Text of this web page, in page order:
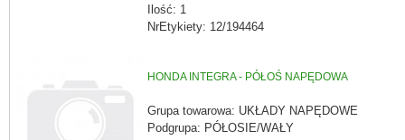
Ilość: 1
NrEtykiety: 12/194464
HONDA INTEGRA - PÓŁOŚ NAPĘDOWA
Grupa towarowa: UKŁADY NAPĘDOWE
Podgrupa: PÓŁOSIE/WAŁY